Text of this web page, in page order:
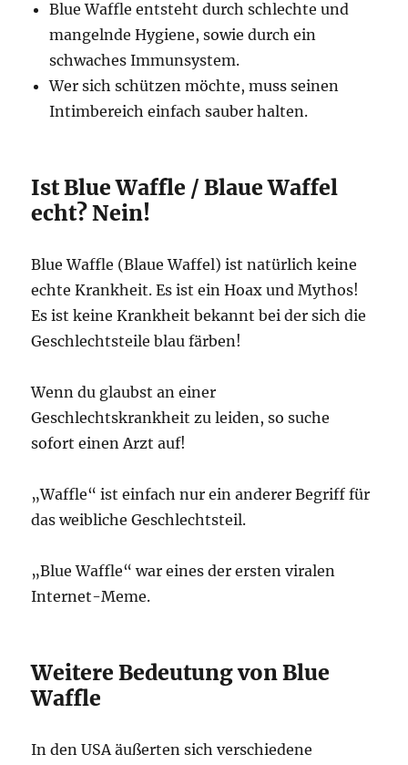
Blue Waffle entsteht durch schlechte und
mangelnde Hygiene, sowie durch ein
schwaches Immunsystem.
Wer sich schützen möchte, muss seinen
Intimbereich einfach sauber halten.
Ist Blue Waffle / Blaue Waffel
echt? Nein!
Blue Waffle (Blaue Waffel) ist natürlich keine
echte Krankheit. Es ist ein Hoax und Mythos!
Es ist keine Krankheit bekannt bei der sich die
Geschlechtsteile blau färben!
Wenn du glaubst an einer
Geschlechtskrankheit zu leiden, so suche
sofort einen Arzt auf!
„Waffle“ ist einfach nur ein anderer Begriff für
das weibliche Geschlechtsteil.
„Blue Waffle“ war eines der ersten viralen
Internet-Meme.
Weitere Bedeutung von Blue
Waffle
In den USA äußerten sich verschiedene